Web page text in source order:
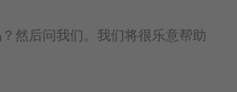
然后问我们。我们将很乐意帮助